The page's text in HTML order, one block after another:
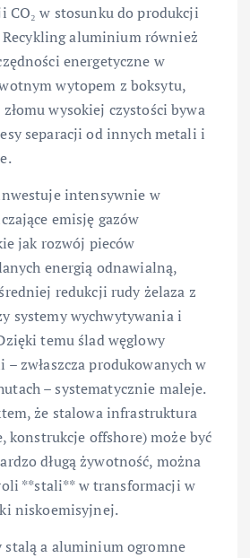
CO₂ w stosunku do produkcji
aluminium również
energetyczne w
wytopem z boksytu,
wysokiej czystości bywa
separacji od innych metali i
intensywnie w
emisję gazów
jak rozwój pieców
energią odnawialną,
redukcji rudy żelaza z
systemy wychwytywania i
temu ślad węglowy
zwłaszcza produkowanych w
– systematycznie maleje.
że stalowa infrastruktura
konstrukcje offshore) może być
długą żywotność, można
**stali** w transformacji w
niskoemisyjnej.
stalą a aluminium ogromne